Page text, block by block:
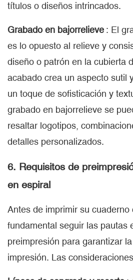
títulos o diseños intrincados.
Grabado en bajorrelieve : El
es lo opuesto al relieve y
diseño o patrón en la cubierta
acabado crea un aspecto sutil
un toque de sofisticación y
grabado en bajorrelieve se
resaltar logotipos,
detalles personalizados.
6. Requisitos de
en espiral
Antes de imprimir su cuaderno
fundamental seguir las pautas
preimpresión para garantizar
impresión. Las